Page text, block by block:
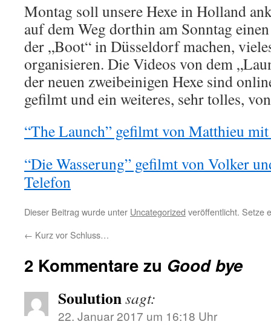
Montag soll unsere Hexe in Holland
auf dem Weg dorthin am Sonntag
der „Boot“ in Düsseldorf machen,
organisieren. Die Videos von dem
der neuen zweibeinigen Hexe sind
gefilmt und ein weiteres, sehr tolles,
“The Launch” gefilmt von Matthieu
“Die Wasserung” gefilmt von Volker
Telefon
Dieser Beitrag wurde unter Uncategorized veröffentlicht. Setze
← Kurz vor Schluss…
2 Kommentare zu Good bye
Soulutionsagt:
22. Januar 2017 um 16:18 Uhr